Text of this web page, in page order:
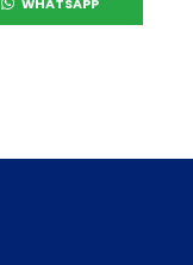
WHATSAPP